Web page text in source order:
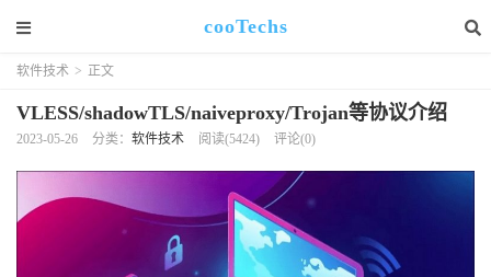
cooTechs
软件技术 > 正文
VLESS/shadowTLS/naiveproxy/Trojan等协议介绍
2023-05-26 分类： 软件技术 阅读(5424) 评论(0)